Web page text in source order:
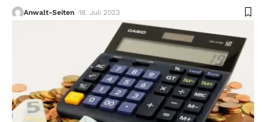
Anwalt-Seiten 18. Juli 2023